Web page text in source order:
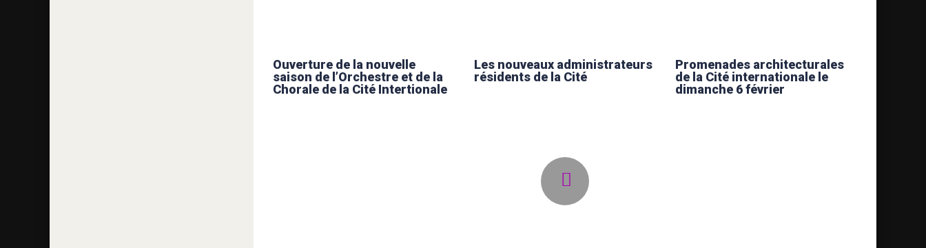
Ouverture de la nouvelle
saison de l’Orchestre et de la
Chorale de la Cité Intertionale
Les nouveaux administrateurs
résidents de la Cité
Promenades architecturales
de la Cité internationale le
dimanche 6 février